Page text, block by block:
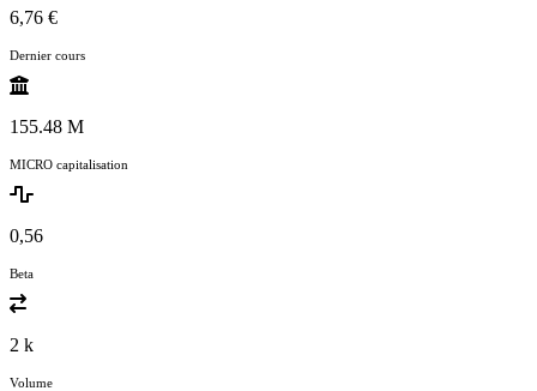
6,76 €
Dernier cours
155.48 M
MICRO capitalisation
0,56
Beta
2 k
Volume